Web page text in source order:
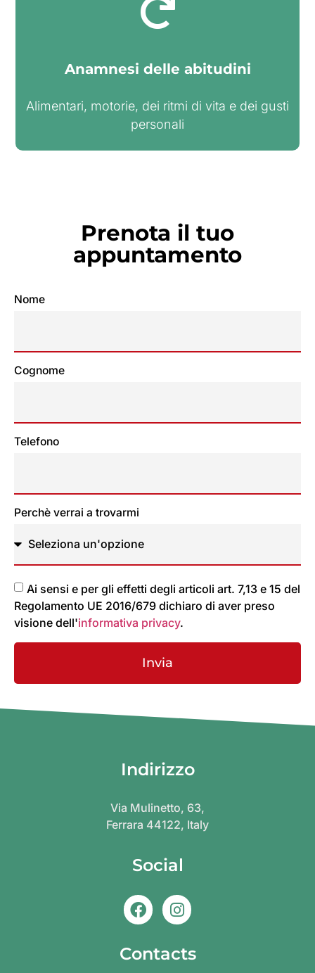
Anamnesi delle abitudini
Alimentari, motorie, dei ritmi di vita e dei gusti
personali​
Prenota il tuo
appuntamento
Nome
Cognome
Telefono
Perchè verrai a trovarmi
Ai sensi e per gli effetti degli articoli art. 7,13 e 15 del
Regolamento UE 2016/679 dichiaro di aver preso
visione dell'informativa privacy.
Invia
Indirizzo
Via Mulinetto, 63,
Ferrara 44122, Italy
Social
Contacts